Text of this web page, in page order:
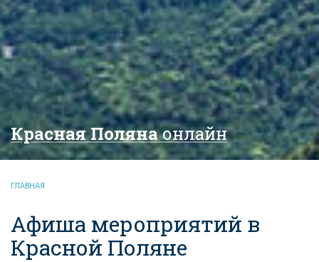
Красная Полянаонлайн
ГЛАВНАЯ
Афиша мероприятий в
Красной Поляне